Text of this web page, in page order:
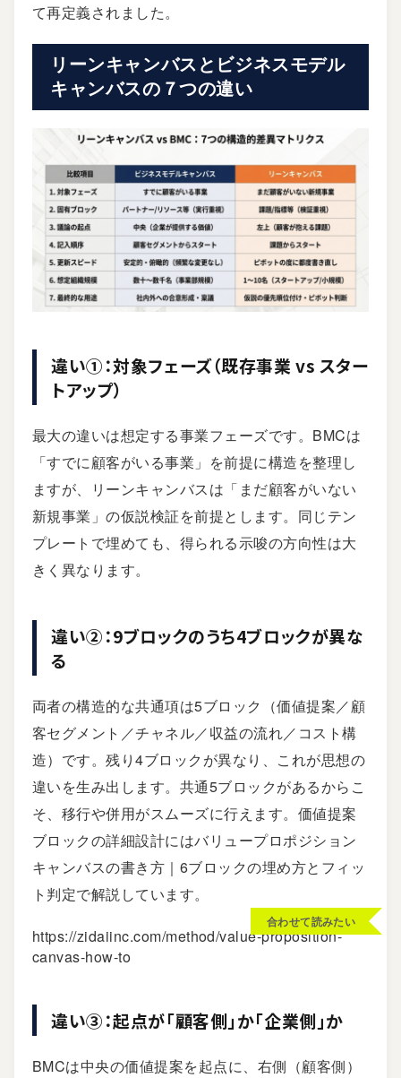
て再定義されました。
リーンキャンバスとビジネスモデル
キャンバスの７つの違い
違い①：対象フェーズ（既存事業 vs スター
トアップ）
最大の違いは想定する事業フェーズです。BMCは
「すでに顧客がいる事業」を前提に構造を整理し
ますが、リーンキャンバスは「まだ顧客がいない
新規事業」の仮説検証を前提とします。同じテン
プレートで埋めても、得られる示唆の方向性は大
きく異なります。
違い②：9ブロックのうち4ブロックが異な
る
両者の構造的な共通項は5ブロック（価値提案／顧
客セグメント／チャネル／収益の流れ／コスト構
造）です。残り4ブロックが異なり、これが思想の
違いを生み出します。共通5ブロックがあるからこ
そ、移行や併用がスムーズに行えます。価値提案
ブロックの詳細設計にはバリュープロポジション
キャンバスの書き方｜6ブロックの埋め方とフィッ
ト判定で解説しています。
https://zidaiinc.com/method/value-proposition-
canvas-how-to
合わせて読みたい
違い③：起点が「顧客側」か「企業側」か
BMCは中央の価値提案を起点に、右側（顧客側）